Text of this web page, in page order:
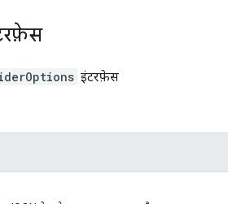
इंटरफ़ेस